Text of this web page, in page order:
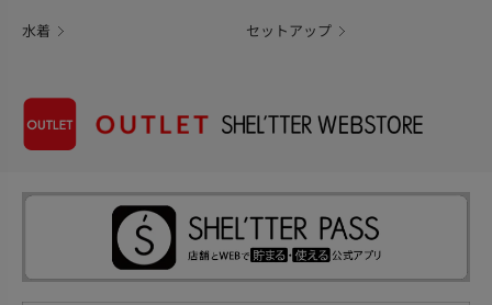
水着 セットアップ